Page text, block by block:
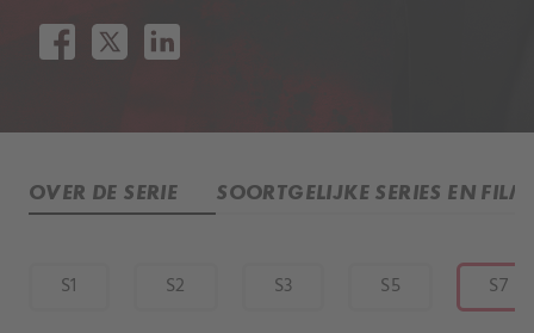
OVER DE SERIE SOORTGELIJKE SERIES EN
S1 S2 S3 S5 S7